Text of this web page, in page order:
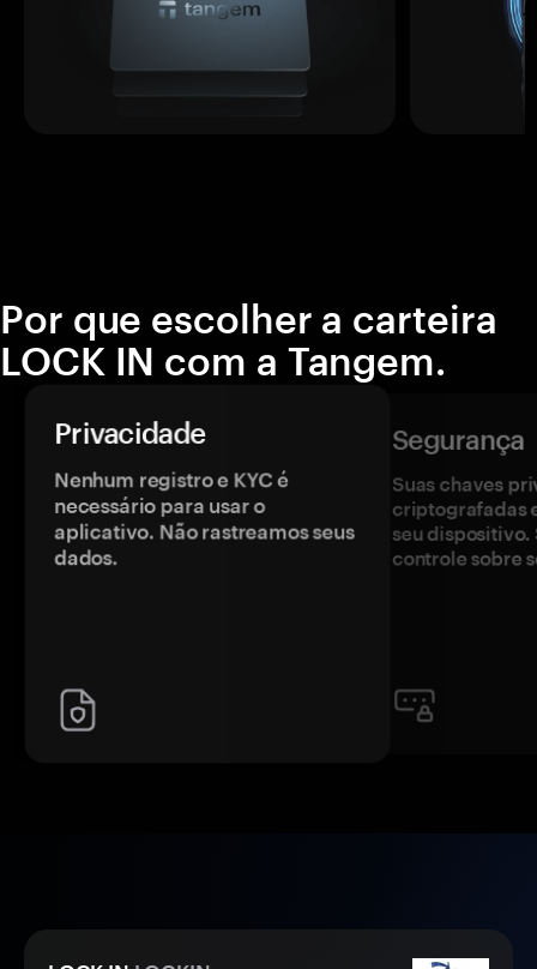
Por que escolher a carteira
LOCK IN com a Tangem.
Privacidade
Nenhum registro e KYC é
necessário para usar o
aplicativo. Não rastreamos seus
dados.
Segurança
Suas chaves
criptografadas
seu dispositivo.
controle sobre